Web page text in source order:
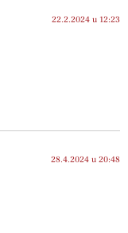
22.2.2024 u 12:23
28.4.2024 u 20:48